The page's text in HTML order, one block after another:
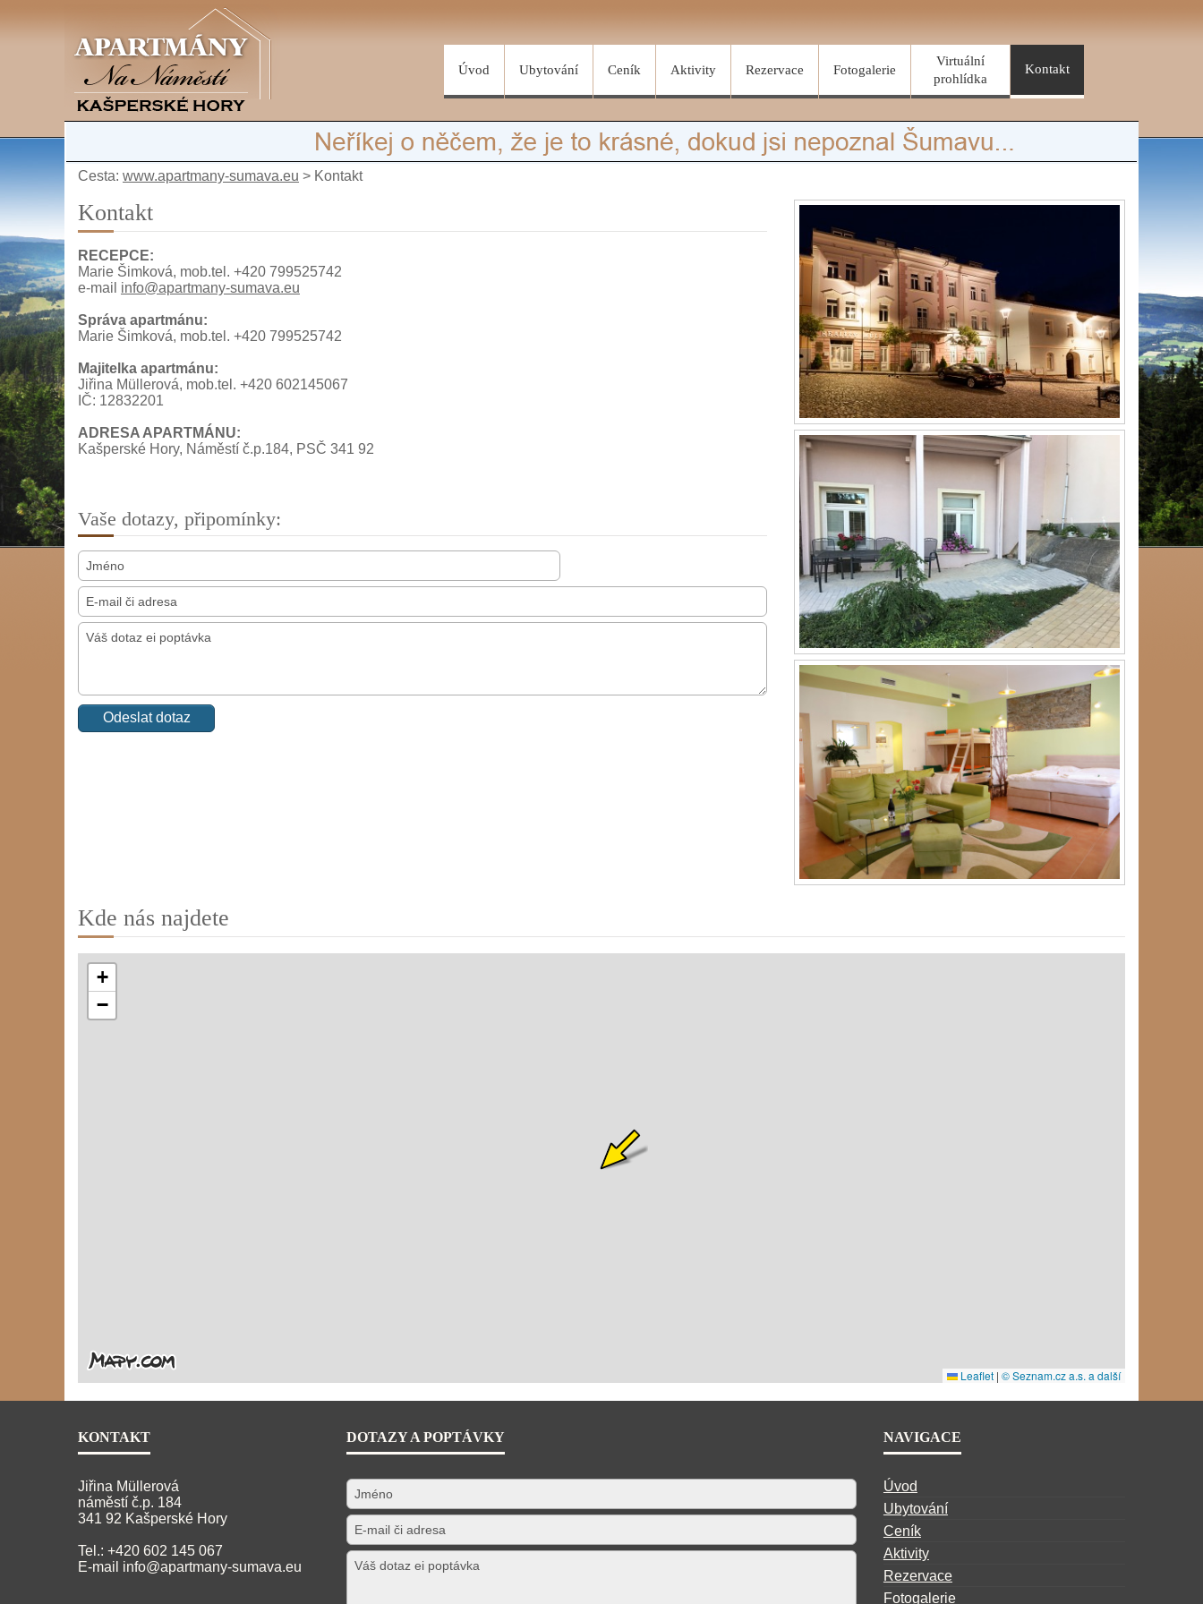
Úvod Ubytování Ceník Aktivity Rezervace Fotogalerie
Virtuální
prohlídka
Kontakt
Cesta: www.apartmany-sumava.eu > Kontakt
Kontakt
RECEPCE:
Marie Šimková, mob.tel. +420 799525742
e-mail info@apartmany-sumava.eu
Správa apartmánu:
Marie Šimková, mob.tel. +420 799525742
Majitelka apartmánu:
Jiřina Müllerová, mob.tel. +420 602145067
IČ: 12832201
ADRESA APARTMÁNU:
Kašperské Hory, Náměstí č.p.184, PSČ 341 92
Vaše dotazy, připomínky:
Kde nás najdete
KONTAKT
Jiřina Müllerová
náměstí č.p. 184
341 92 Kašperské Hory
Tel.: +420 602 145 067
E-mail info@apartmany-sumava.eu
DOTAZY A POPTÁVKY NAVIGACE
Úvod
Ubytování
Ceník
Aktivity
Rezervace
Fotogalerie